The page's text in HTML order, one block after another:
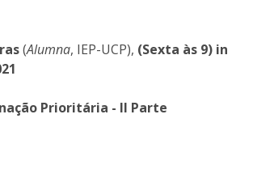
(Alumna, IEP-UCP), (Sexta às 9) in
Prioritária - II Parte